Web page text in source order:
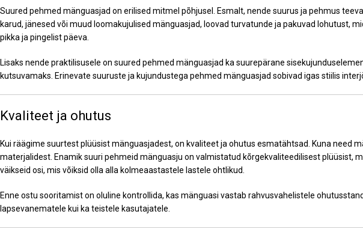
Suured pehmed mänguasjad on erilised mitmel põhjusel. Esmalt, nende suurus ja pehmus
karud, jänesed või muud loomakujulised mänguasjad, loovad turvatunde ja pakuvad lohutust,
pikka ja pingelist päeva.
Lisaks nende praktilisusele on suured pehmed mänguasjad ka suurepärane
kutsuvamaks. Erinevate suuruste ja kujundustega pehmed mänguasjad sobivad igas stiilis
Kvaliteet ja ohutus
Kui räägime suurtest plüüsist mänguasjadest, on kvaliteet ja ohutus esmatähtsad. Kuna
materjalidest. Enamik suuri pehmeid mänguasju on valmistatud kõrgekvaliteedilisest plüüsist,
väikseid osi, mis võiksid olla alla kolmeaastastele lastele ohtlikud.
Enne ostu sooritamist on oluline kontrollida, kas mänguasi vastab rahvusvahelistele
lapsevanematele kui ka teistele kasutajatele.